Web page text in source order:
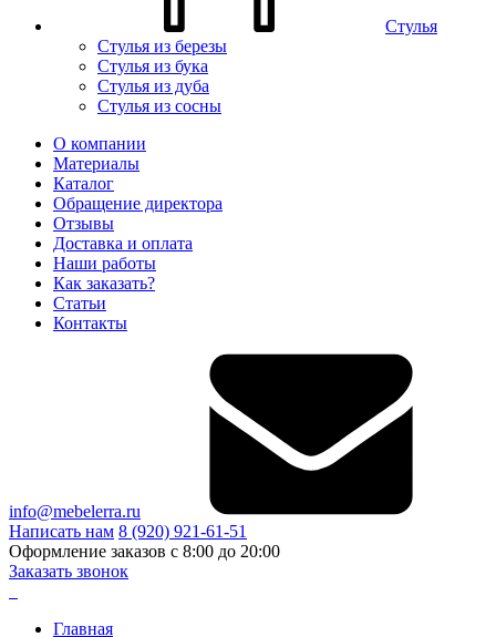
Стулья
Стулья из березы
Стулья из бука
Стулья из дуба
Стулья из сосны
О компании
Материалы
Каталог
Обращение директора
Отзывы
Доставка и оплата
Наши работы
Как заказать?
Статьи
Контакты
info@mebelerra.ru
Написать нам 8 (920) 921-61-51
Оформление заказов с 8:00 до 20:00
Заказать звонок
Главная